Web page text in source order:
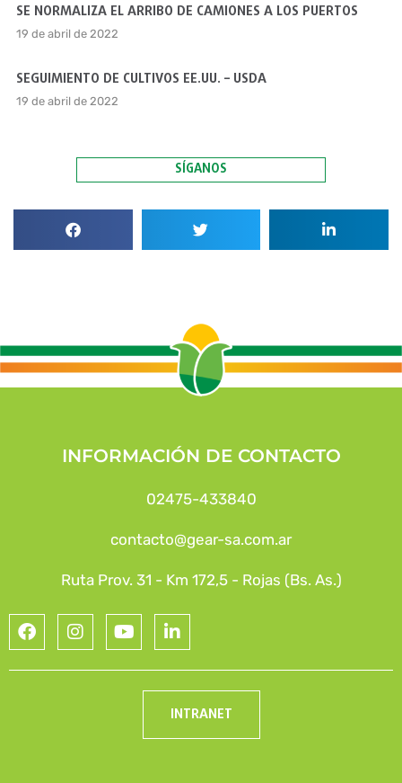
SE NORMALIZA EL ARRIBO DE CAMIONES A LOS PUERTOS
19 de abril de 2022
SEGUIMIENTO DE CULTIVOS EE.UU. – USDA
19 de abril de 2022
SÍGANOS
INFORMACIÓN DE CONTACTO
02475-433840
contacto@gear-sa.com.ar
Ruta Prov. 31 - Km 172,5 - Rojas (Bs. As.)
INTRANET